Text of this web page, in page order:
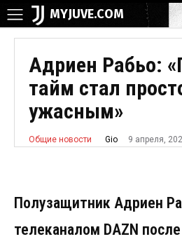
MYJUVE.COM
Адриен Рабьо:
тайм стал
ужасным»
Общие новости Gio 9 апреля,
Полузащитник Адриен
телеканалом DAZN